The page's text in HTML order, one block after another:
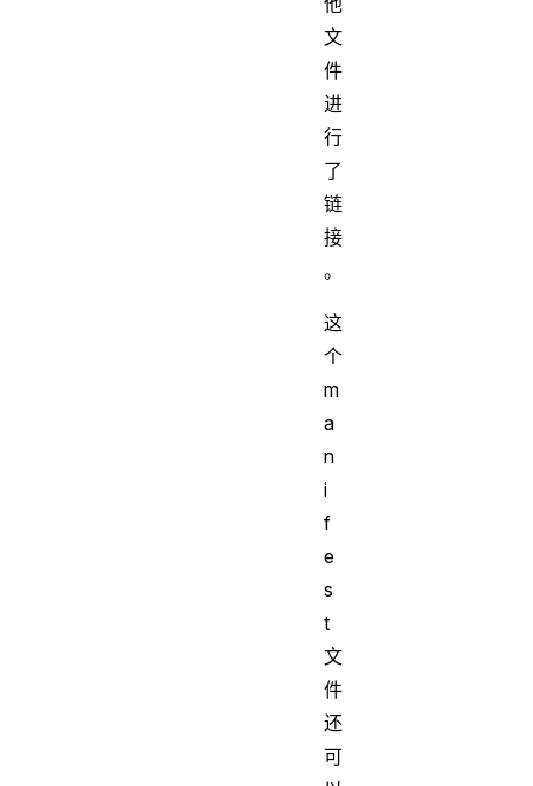
文
件
进
行
了
链
接
。
这
个
m
a
n
i
f
e
s
t
文
件
还
可